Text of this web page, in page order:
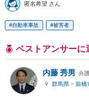
匿名希望 さん
自動車事故 被害者
ベストアンサーに
内藤 秀男 弁
群馬県 > 前橋